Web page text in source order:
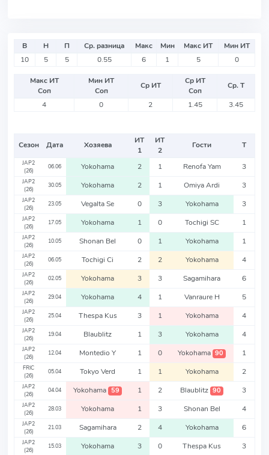
В Н П Ср. разница Макс Мин Макс ИТ
Мин ИТ
10
5 5 0.55 6 1 5 0
Макс ИТ
Соп
Мин ИТ
Соп
Ср ИТ
Ср ИТ
Соп
Ср. Т
4
0 2 1.45 3.45
Сезон Дата Хозяева
ИТ
1
ИТ
2
Гости Т
JAP2
(26)
06.06 Yokohama 2 1 Renofa Yam 3
JAP2
(26)
30.05 Yokohama 2 1 Omiya Ardi 3
JAP2
(26)
23.05 Vegalta Se 0 3 Yokohama 3
JAP2
(26)
17.05 Yokohama 1 0 Tochigi SC 1
JAP2
(26)
10.05 Shonan Bel 0 1 Yokohama 1
JAP2
(26)
06.05 Tochigi Ci 2 2 Yokohama 4
JAP2
(26)
02.05 Yokohama 3 3 Sagamihara 6
JAP2
(26)
29.04 Yokohama 4 1 Vanraure H 5
JAP2
(26)
25.04 Thespa Kus 3 1 Yokohama 4
JAP2
(26)
19.04 Blaublitz 1 3 Yokohama 4
JAP2
(26)
12.04 Montedio Y 1 0 Yokohama 90 1
FRIC
(26)
05.04 Tokyo Verd 1 1 Yokohama 2
JAP2
(26)
04.04 Yokohama 59 1 2 Blaublitz 90 3
JAP2
(26)
28.03 Yokohama 1 3 Shonan Bel 4
JAP2
(26)
21.03 Sagamihara 2 4 Yokohama 6
JAP2
(26)
15.03 Yokohama 3 0 Thespa Kus 3